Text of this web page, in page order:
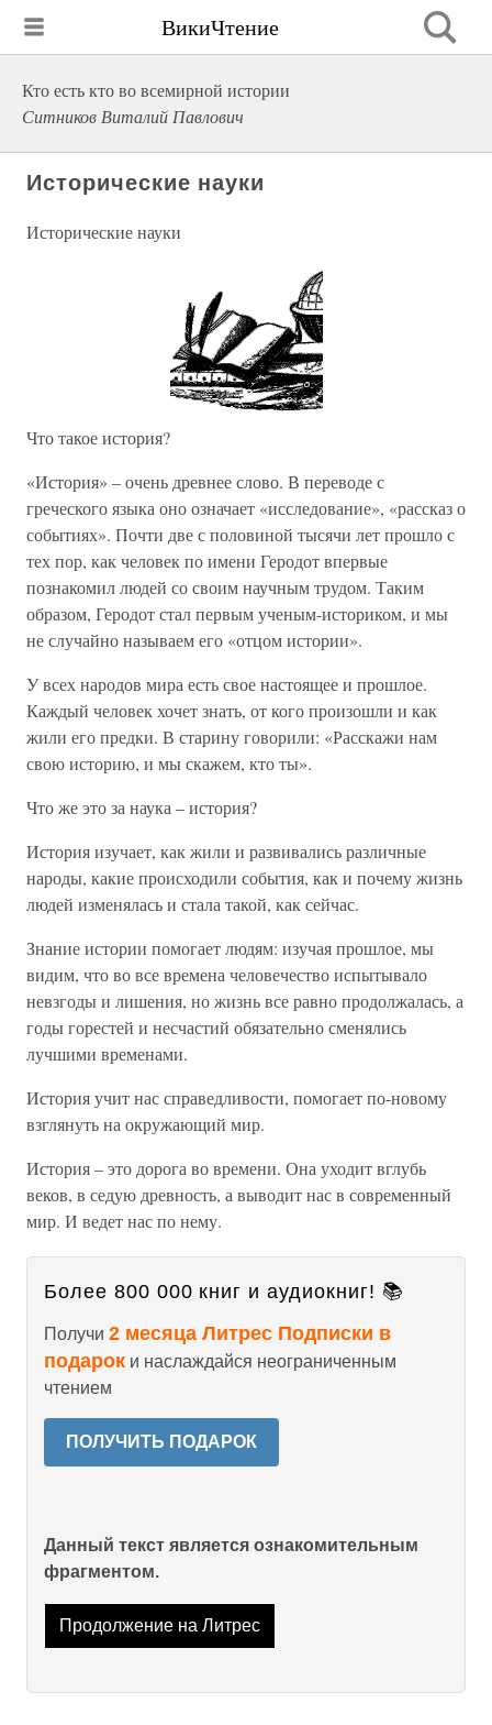
ВикиЧтение
Кто есть кто во всемирной истории
Ситников Виталий Павлович
Исторические науки
Исторические науки
Что такое история?
«История» – очень древнее слово. В переводе с
греческого языка оно означает «исследование», «рассказ о
событиях». Почти две с половиной тысячи лет прошло с
тех пор, как человек по имени Геродот впервые
познакомил людей со своим научным трудом. Таким
образом, Геродот стал первым ученым-историком, и мы
не случайно называем его «отцом истории».
У всех народов мира есть свое настоящее и прошлое.
Каждый человек хочет знать, от кого произошли и как
жили его предки. В старину говорили: «Расскажи нам
свою историю, и мы скажем, кто ты».
Что же это за наука – история?
История изучает, как жили и развивались различные
народы, какие происходили события, как и почему жизнь
людей изменялась и стала такой, как сейчас.
Знание истории помогает людям: изучая прошлое, мы
видим, что во все времена человечество испытывало
невзгоды и лишения, но жизнь все равно продолжалась, а
годы горестей и несчастий обязательно сменялись
лучшими временами.
История учит нас справедливости, помогает по-новому
взглянуть на окружающий мир.
История – это дорога во времени. Она уходит вглубь
веков, в седую древность, а выводит нас в современный
мир. И ведет нас по нему.
Более 800 000 книг и аудиокниг! 📚
Получи 2 месяца Литрес Подписки в
подарок и наслаждайся неограниченным
чтением
ПОЛУЧИТЬ ПОДАРОК
Данный текст является ознакомительным
фрагментом.
Продолжение на Литрес